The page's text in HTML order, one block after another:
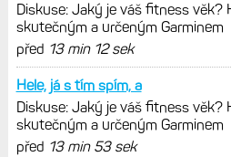
Diskuse: Jaký je váš fitness věk?
skutečným a určeným Garminem
před 13 min 12 sek
Hele, já s tím spím, a
Diskuse: Jaký je váš fitness věk?
skutečným a určeným Garminem
před 13 min 53 sek